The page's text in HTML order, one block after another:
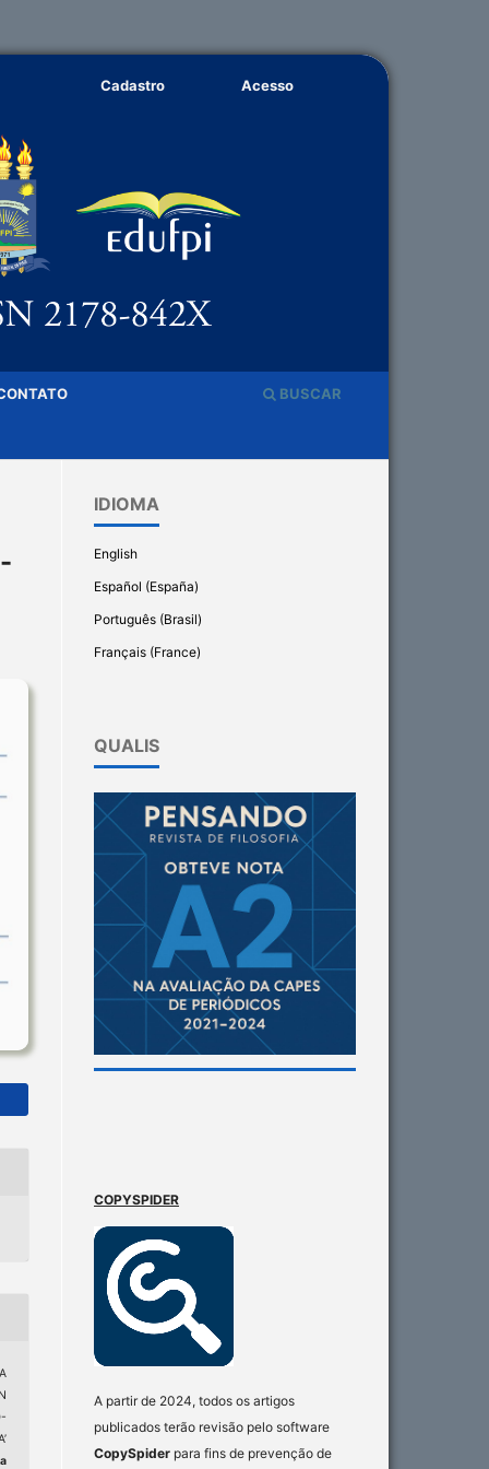
BUSCAR
Cadastro Acesso
IDIOMA
English
Español (España)
Português (Brasil)
Français (France)
QUALIS
COPYSPIDER
A partir de 2024, todos os artigos
publicados terão revisão pelo software
CopySpider para fins de prevenção de